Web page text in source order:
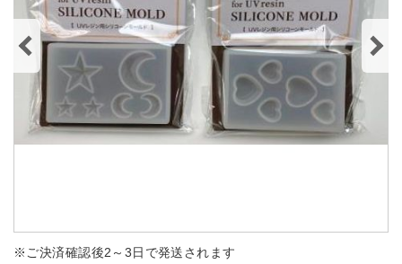
※ご決済確認後2～3日で発送されます